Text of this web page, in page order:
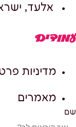
אלעד,
עמודים
מדיניות
מאמרים
שם